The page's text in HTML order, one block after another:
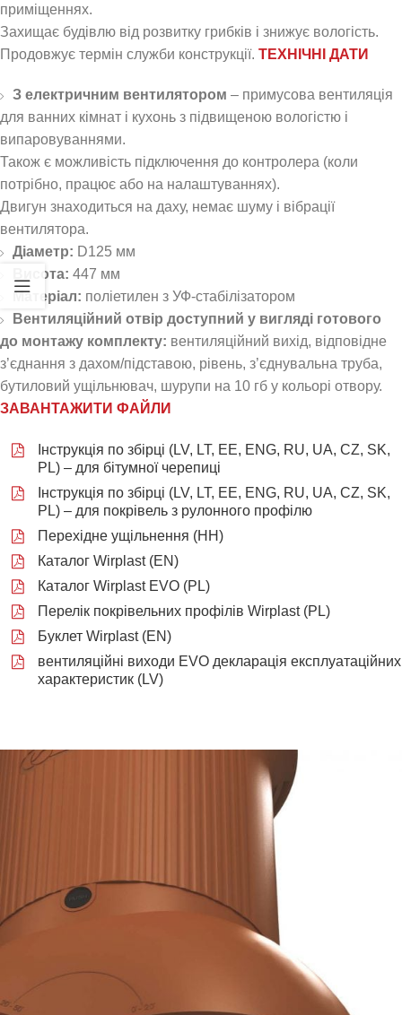
приміщеннях.
Захищає будівлю від розвитку грибків і знижує вологість.
Продовжує термін служби конструкції. ТЕХНІЧНІ ДАТИ
З електричним вентилятором – примусова вентиляція
для ванних кімнат і кухонь з підвищеною вологістю і
випаровуваннями.
Також є можливість підключення до контролера (коли
потрібно, працює або на налаштуваннях).
Двигун знаходиться на даху, немає шуму і вібрації
вентилятора.
Діаметр: D125 мм
Висота: 447 мм
Матеріал: поліетилен з УФ-стабілізатором
Вентиляційний отвір доступний у вигляді готового
до монтажу комплекту: вентиляційний вихід, відповідне
з’єднання з дахом/підставою, рівень, з’єднувальна труба,
бутиловий ущільнювач, шурупи на 10 гб у кольорі отвору.
ЗАВАНТАЖИТИ ФАЙЛИ
Інструкція по збірці (LV, LT, EE, ENG, RU, UA, CZ, SK,
PL) – для бітумної черепиці
Інструкція по збірці (LV, LT, EE, ENG, RU, UA, CZ, SK,
PL) – для покрівель з рулонного профілю
Перехідне ущільнення (НН)
Каталог Wirplast (EN)
Каталог Wirplast EVO (PL)
Перелік покрівельних профілів Wirplast (PL)
Буклет Wirplast (EN)
вентиляційні виходи EVO декларація експлуатаційних
характеристик (LV)